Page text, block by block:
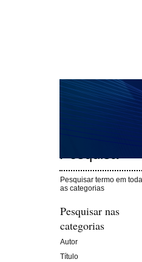
CAPA SOBRE
NOTÍCIAS
PARA AVALIADORES
Pesquisar termo em
as categorias
Pesquisar nas
categorias
Autor
Título